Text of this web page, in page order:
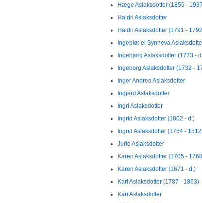
Hæge Aslaksdotter (1855 -
Haldri Aslaksdotter
Haldri Aslaksdotter (1791 -
Ingebiør el Synneva
Ingebjørg Aslaksdotter (1773 -
Ingeborg Aslaksdotter (1732 -
Inger Andrea Aslaksdotter
Ingjerd Aslaksdotter
Ingri Aslaksdotter
Ingrid Aslaksdotter (1802 - d.)
Ingrid Aslaksdotter (1754 -
Jurid Aslaksdotter
Karen Aslaksdotter (1705 -
Karen Aslaksdotter (1671 - d.)
Kari Aslaksdotter (1787 - 1863)
Kari Aslaksdotter